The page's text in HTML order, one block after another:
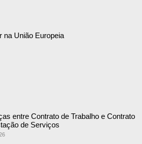
na União Europeia
entre Contrato de Trabalho e Contrato
de Serviços